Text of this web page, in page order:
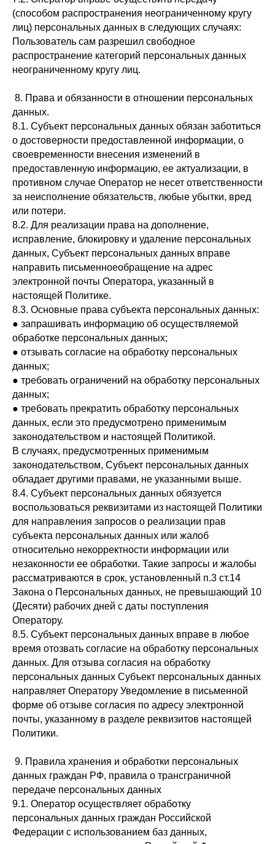
(способом распространения неограниченному кругу
лиц) персональных данных в следующих случаях:
Пользователь сам разрешил свободное
распространение категорий персональных данных
неограниченному кругу лиц.
8. Права и обязанности в отношении персональных
данных.
8.1. Субъект персональных данных обязан заботиться
о достоверности предоставленной информации, о
своевременности внесения изменений в
предоставленную информацию, ее актуализации, в
противном случае Оператор не несет ответственности
за неисполнение обязательств, любые убытки, вред
или потери.
8.2. Для реализации права на дополнение,
исправление, блокировку и удаление персональных
данных, Субъект персональных данных вправе
направить письменноеобращение на адрес
электронной почты Оператора, указанный в
настоящей Политике.
8.3. Основные права субъекта персональных данных:
● запрашивать информацию об осуществляемой
обработке персональных данных;
● отзывать согласие на обработку персональных
данных;
● требовать ограничений на обработку персональных
данных;
● требовать прекратить обработку персональных
данных, если это предусмотрено применимым
законодательством и настоящей Политикой.
В случаях, предусмотренных применимым
законодательством, Субъект персональных данных
обладает другими правами, не указанными выше.
8.4. Субъект персональных данных обязуется
воспользоваться реквизитами из настоящей Политики
для направления запросов о реализации прав
субъекта персональных данных или жалоб
относительно некорректности информации или
незаконности ее обработки. Такие запросы и жалобы
рассматриваются в срок, установленный п.3 ст.14
Закона о Персональных данных, не превышающий 10
(Десяти) рабочих дней с даты поступления
Оператору.
8.5. Субъект персональных данных вправе в любое
время отозвать согласие на обработку персональных
данных. Для отзыва согласия на обработку
персональных данных Субъект персональных данных
направляет Оператору Уведомление в письменной
форме об отзыве согласия по адресу электронной
почты, указанному в разделе реквизитов настоящей
Политики.
9. Правила хранения и обработки персональных
данных граждан РФ, правила о трансграничной
передаче персональных данных
9.1. Оператор осуществляет обработку
персональных данных граждан Российской
Федерации с использованием баз данных,